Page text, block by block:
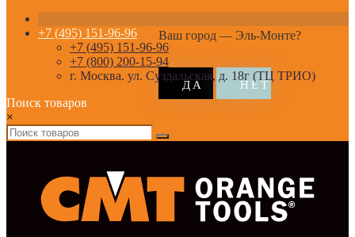
Ваш город — Эль-Монте?
+7 (495) 151-96-96
+7 (495) 151-96-96
+7 (800) 200-15-94
г. Москва. ул. Суздальская, д. 18г (ТЦ ТРИО)
Поиск товаров
×